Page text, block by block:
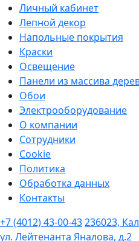
Личный кабинет
Лепной декор
Напольные покрытия
Краски
Освещение
Панели из массива
Обои
Электрооборудование
О компании
Сотрудники
Cookie
Политика
Обработка данных
Контакты
+7 (4012) 43-00-43236023,
ул. Лейтенанта Яналова, д.2